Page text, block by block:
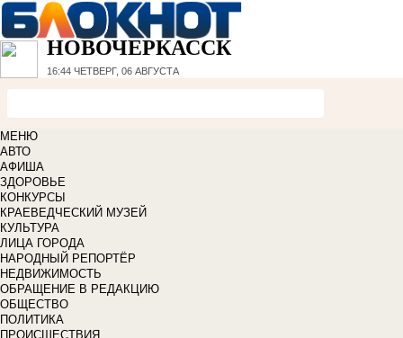
НОВОЧЕРКАССК
16:44 ЧЕТВЕРГ, 06 АВГУСТА
МЕНЮ
АВТО
АФИША
ЗДОРОВЬЕ
КОНКУРСЫ
КРАЕВЕДЧЕСКИЙ МУЗЕЙ
КУЛЬТУРА
ЛИЦА ГОРОДА
НАРОДНЫЙ РЕПОРТЁР
НЕДВИЖИМОСТЬ
ОБРАЩЕНИЕ В РЕДАКЦИЮ
ОБЩЕСТВО
ПОЛИТИКА
ПРОИСШЕСТВИЯ